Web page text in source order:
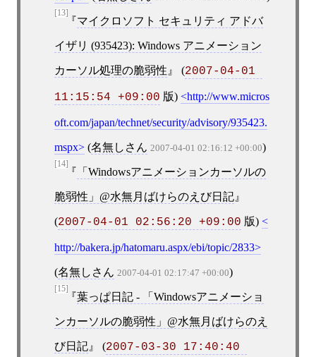
[13]
マイクロソフト セキュリティ アドバ
イザリ (935423): Windows アニメーション
カーソル処理の脆弱性 (2007-04-01
11:15:54 +09:00 版) http://www.micros
oft.com/japan/technet/security/advisory/935423.
mspx (名無しさん 2007-04-01 02:16:12 +00:00)
[14]
「Windowsアニメーションカーソルの
脆弱性」@水無月ばけらのえび日記
(2007-04-01 02:56:20 +09:00 版)
http://bakera.jp/hatomaru.aspx/ebi/topic/2833
(名無しさん 2007-04-01 02:17:47 +00:00)
[15]
葉っぱ日記 - 「Windowsアニメーショ
ンカーソルの脆弱性」@水無月ばけらのえ
び日記 (2007-03-30 17:40:40